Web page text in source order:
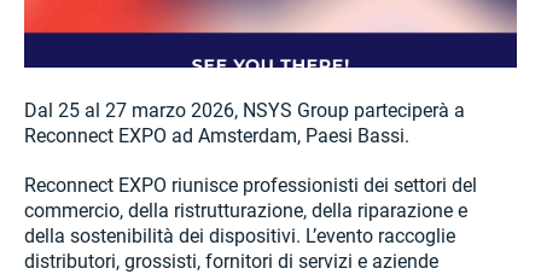
Dal 25 al 27 marzo 2026, NSYS Group parteciperà a
Reconnect EXPO ad Amsterdam, Paesi Bassi.
Reconnect EXPO riunisce professionisti dei settori del
commercio, della ristrutturazione, della riparazione e
della sostenibilità dei dispositivi. L’evento raccoglie
distributori, grossisti, fornitori di servizi e aziende